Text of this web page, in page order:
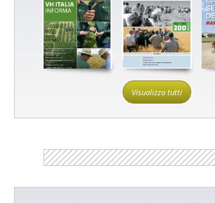
Visualizza tutti